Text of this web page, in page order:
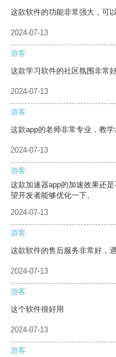
这款软件的功能非常强大，可
2024-07-13
游客
这款学习软件的社区氛围非常
2024-07-13
游客
这款app的老师非常专业，教
2024-07-13
游客
这款加速器app的加速效果还
望开发者能够优化一下。
2024-07-13
游客
这款软件的售后服务非常好，
2024-07-13
游客
这个软件很好用
2024-07-13
游客